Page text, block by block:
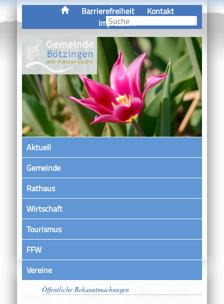
Barrierefreiheit
Kontakt
Impressum
Aktuell
Gemeinde
Rathaus
Wirtschaft
Tourismus
FFW
VereineSatzungen
Öffentliche Bekanntmachungen